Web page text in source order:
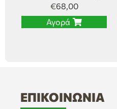
€68,00
Αγορά
ΕΠΙΚΟΙΝΩΝΊΑ